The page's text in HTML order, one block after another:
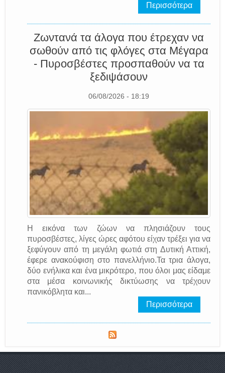
Περισσότερα
Ζωντανά τα άλογα που έτρεχαν να
σωθούν από τις φλόγες στα Μέγαρα
- Πυροσβέστες προσπαθούν να τα
ξεδιψάσουν
06/08/2026 - 18:19
Η εικόνα των ζώων να πλησιάζουν τους
πυροσβέστες, λίγες ώρες αφότου είχαν τρέξει για να
ξεφύγουν από τη μεγάλη φωτιά στη Δυτική Αττική,
έφερε ανακούφιση στο πανελλήνιο.Τα τρια άλογα,
δύο ενήλικα και ένα μικρότερο, που όλοι μας είδαμε
στα μέσα κοινωνικής δικτύωσης να τρέχουν
πανικόβλητα και...
Περισσότερα